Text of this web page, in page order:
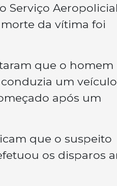
Serviço Aeropolicial
da vítima foi
que o homem
um veículo
após um
que o suspeito
os disparos